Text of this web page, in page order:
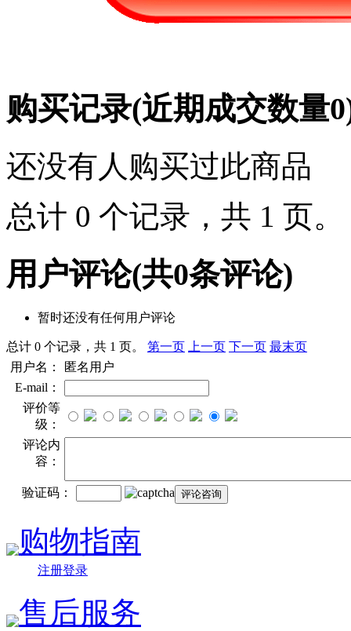
购买记录(近期成交数量0
还没有人购买过此商品
总计 0 个记录，共 1 页。
用户评论(共0条评论)
暂时还没有任何用户评论
总计 0 个记录，共 1 页。 第一页 上一页 下一页 最末页
用户名：
匿名用户
E-mail：
评价等
级：
评论内
容：
验证码：
购物指南
注册登录
售后服务